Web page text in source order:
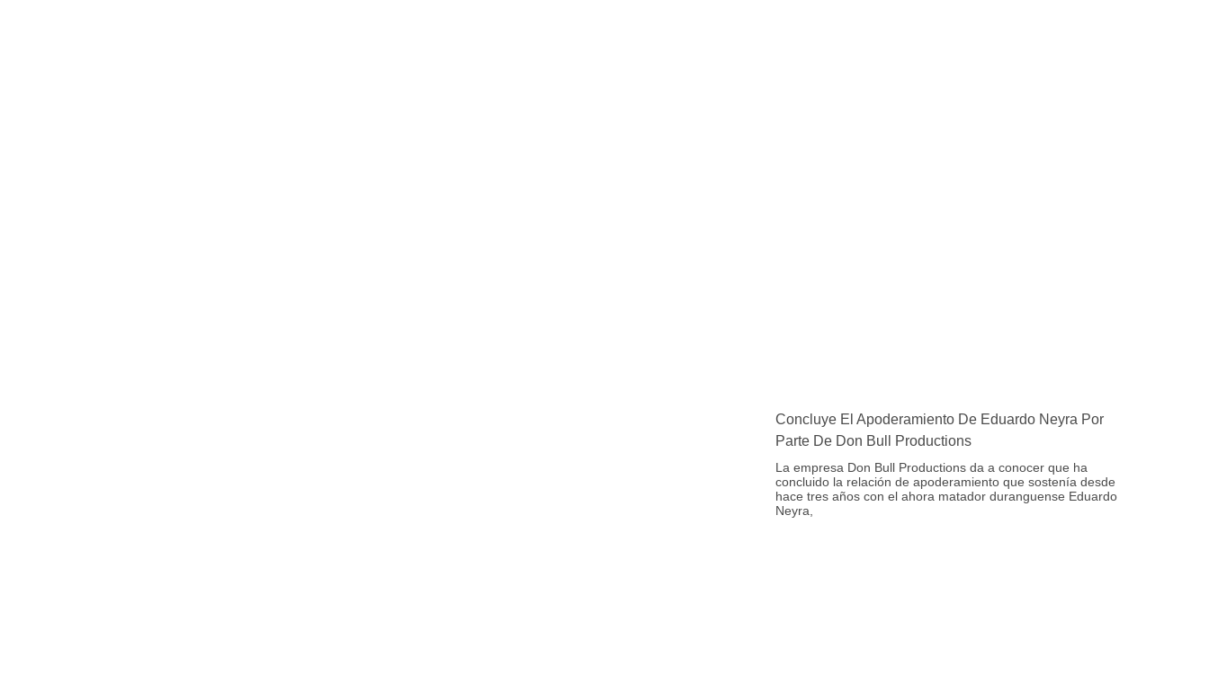
Concluye El Apoderamiento De Eduardo Neyra Por
Parte De Don Bull Productions
La empresa Don Bull Productions da a conocer que ha
concluido la relación de apoderamiento que sostenía desde
hace tres años con el ahora matador duranguense Eduardo
Neyra,